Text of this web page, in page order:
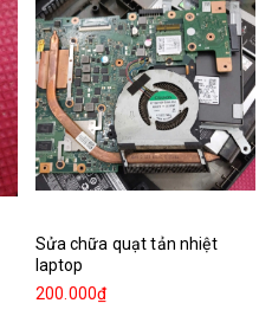
Sửa chữa quạt tản nhiệt
laptop
200.000₫